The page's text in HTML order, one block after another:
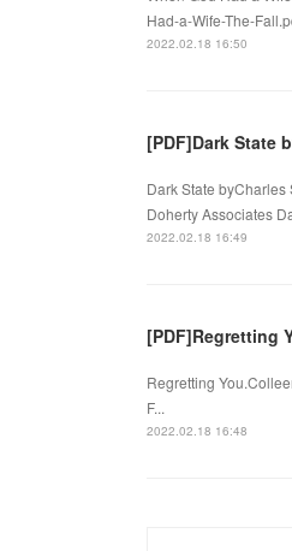
Had-a-Wife-The-
2022.02.18 16:50
[PDF]Dark State
Dark State
Doherty Associates
2022.02.18 16:49
[PDF]Regretting
Regretting
F...
2022.02.18 16:48